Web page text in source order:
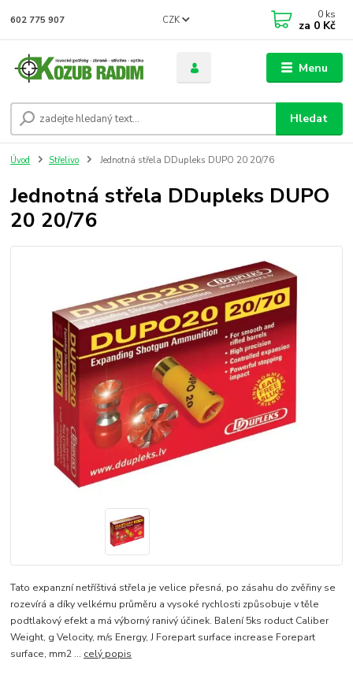
Menu
CZK
Hledat
602 775 907 0 ks
za 0 Kč
Úvod Střelivo Jednotná střela DDupleks DUPO 20 20/76
Jednotná střela DDupleks DUPO
20 20/76
Tato expanzní netříštivá střela je velice přesná, po zásahu do zvěřiny se
rozevírá a díky velkému průměru a vysoké rychlosti způsobuje v těle
podtlakový efekt a má výborný ranivý účinek. Balení 5ks roduct Caliber
Weight, g Velocity, m/s Energy, J Forepart surface increase Forepart
surface, mm2 ... celý popis